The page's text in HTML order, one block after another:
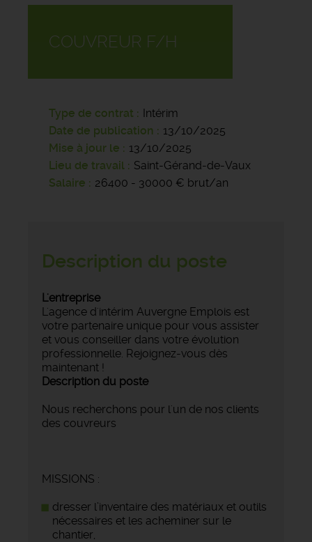
COUVREUR F/H
Type de contrat
Intérim
Date de publication
13/10/2025
Mise à jour le
13/10/2025
Lieu de travail
Saint-Gérand-de-Vaux
Salaire
26400 - 30000 € brut/an
Description du poste
L'entreprise
L'agence d'intérim Auvergne Emplois est
votre partenaire unique pour vous assister
et vous conseiller dans votre évolution
professionnelle. Rejoignez-vous dès
maintenant !
Description du poste
Nous recherchons pour l'un de nos clients
des couvreurs
MISSIONS :
dresser l’inventaire des matériaux et outils
nécessaires et les acheminer sur le
chantier,